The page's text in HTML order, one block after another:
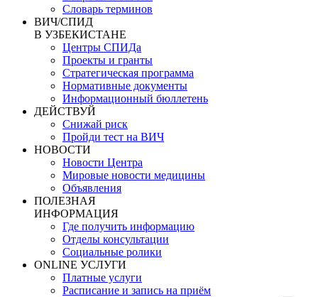
Словарь терминов
ВИЧ/СПИД
В УЗБЕКИСТАНЕ
Центры СПИДа
Проекты и гранты
Стратегическая программа
Нормативные документы
Информационный бюллетень
ДЕЙСТВУЙ
Снижай риск
Пройди тест на ВИЧ
НОВОСТИ
Новости Центра
Мировые новости медицины
Объявления
ПОЛЕЗНАЯ
ИНФОРМАЦИЯ
Где получить информацию
Отделы консультации
Социальные ролики
ONLINE УСЛУГИ
Платные услуги
Расписание и запись на приём